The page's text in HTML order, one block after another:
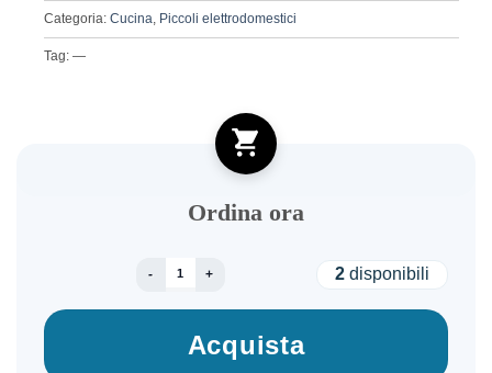
Categoria: Cucina, Piccoli elettrodomestici
Tag: —
Ordina ora
SMEG COFFEE GRINDER 50´STYLE GREEN
2 disponibili
Acquista